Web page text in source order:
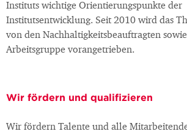
Instituts wichtige Orientierungspunkte der
Institutsentwicklung. Seit 2010 wird das
von den Nachhaltigkeitsbeauftragten
Arbeitsgruppe vorangetrieben.
Wir fördern und qualifizieren
Wir fördern Talente und alle